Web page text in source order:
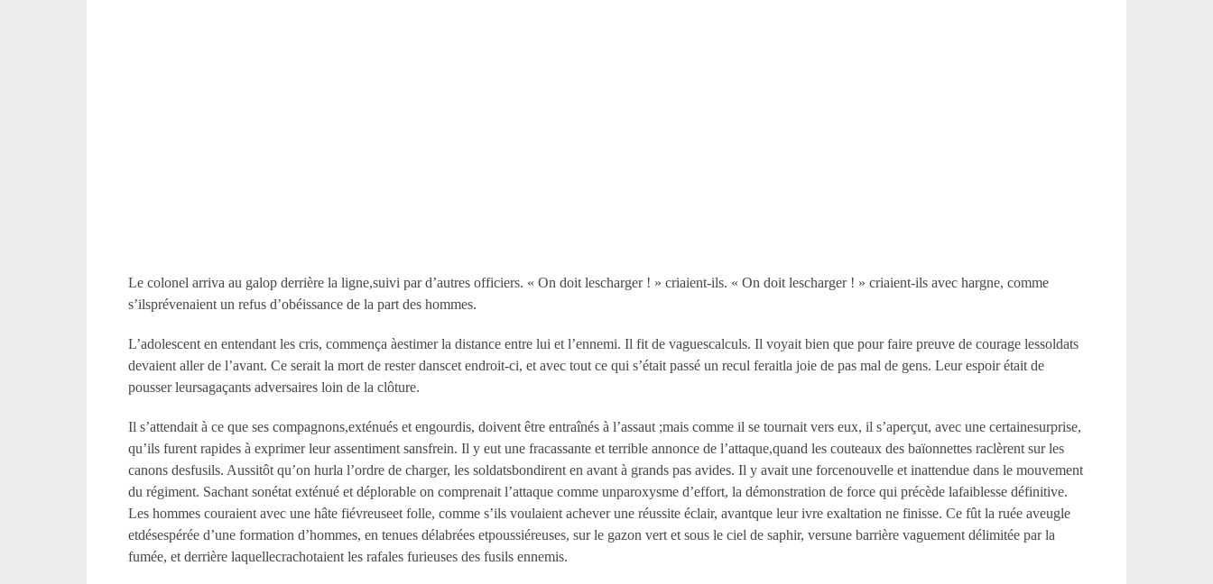
Le colonel arriva au galop derrière la ligne,suivi par d’autres officiers. « On doit lescharger ! » criaient-ils. « On doit lescharger ! » criaient-ils avec hargne, comme
s’ilsprévenaient un refus d’obéissance de la part des hommes.
L’adolescent en entendant les cris, commença àestimer la distance entre lui et l’ennemi. Il fit de vaguescalculs. Il voyait bien que pour faire preuve de courage lessoldats
devaient aller de l’avant. Ce serait la mort de rester danscet endroit-ci, et avec tout ce qui s’était passé un recul feraitla joie de pas mal de gens. Leur espoir était de
pousser leursagaçants adversaires loin de la clôture.
Il s’attendait à ce que ses compagnons,exténués et engourdis, doivent être entraînés à l’assaut ;mais comme il se tournait vers eux, il s’aperçut, avec une certainesurprise,
qu’ils furent rapides à exprimer leur assentiment sansfrein. Il y eut une fracassante et terrible annonce de l’attaque,quand les couteaux des baïonnettes raclèrent sur les
canons desfusils. Aussitôt qu’on hurla l’ordre de charger, les soldatsbondirent en avant à grands pas avides. Il y avait une forcenouvelle et inattendue dans le mouvement
du régiment. Sachant sonétat exténué et déplorable on comprenait l’attaque comme unparoxysme d’effort, la démonstration de force qui précède lafaiblesse définitive.
Les hommes couraient avec une hâte fiévreuseet folle, comme s’ils voulaient achever une réussite éclair, avantque leur ivre exaltation ne finisse. Ce fût la ruée aveugle
etdésespérée d’une formation d’hommes, en tenues délabrées etpoussiéreuses, sur le gazon vert et sous le ciel de saphir, versune barrière vaguement délimitée par la
fumée, et derrière laquellecrachotaient les rafales furieuses des fusils ennemis.